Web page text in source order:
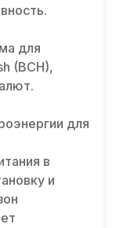
для
(BCH),
для
в
и